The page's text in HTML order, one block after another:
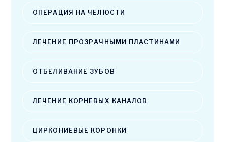
ОПЕРАЦИЯ НА ЧЕЛЮСТИ
ЛЕЧЕНИЕ ПРОЗРАЧНЫМИ ПЛАСТИНАМИ
ОТБЕЛИВАНИЕ ЗУБОВ
ЛЕЧЕНИЕ КОРНЕВЫХ КАНАЛОВ
ЦИРКОНИЕВЫЕ КОРОНКИ